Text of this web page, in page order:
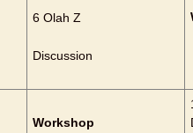
6 Olah Z
Discussion
Workshop